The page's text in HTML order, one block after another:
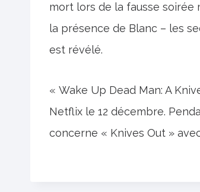
mort lors de la fausse soirée
la présence de Blanc – les
est révélé.
« Wake Up Dead Man: A
Netflix le 12 décembre.
concerne « Knives Out »